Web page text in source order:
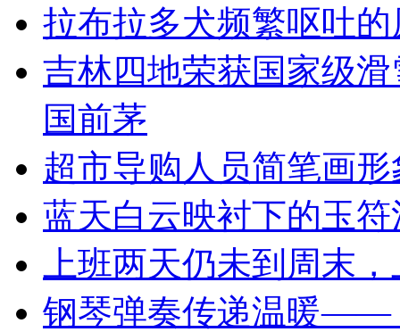
拉布拉多犬频繁呕吐
吉林四地荣获国家级
国前茅
超市导购人员简笔画
蓝天白云映衬下的玉
上班两天仍未到周末
钢琴弹奏传递温暖——